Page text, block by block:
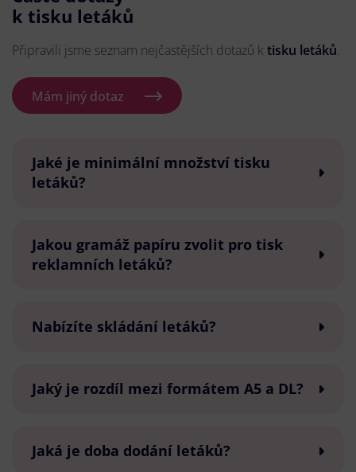
k tisku letáků
Připravili jsme seznam nejčastějších dotazů k tisku letáků.
Mám jiný dotaz
Jaké je minimální množství tisku
letáků?
Jakou gramáž papíru zvolit pro tisk
reklamních letáků?
Nabízíte skládání letáků?
Jaký je rozdíl mezi formátem A5 a DL?
Jaká je doba dodání letáků?